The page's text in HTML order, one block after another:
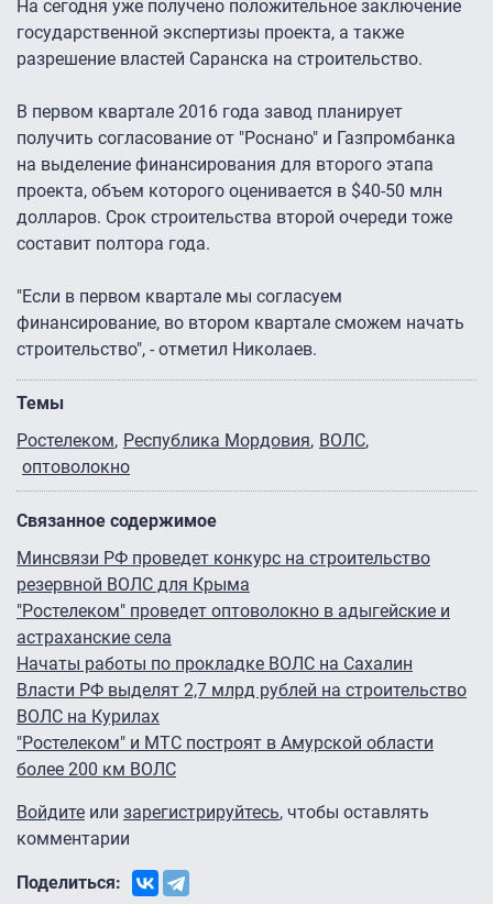
На сегодня уже получено положительное заключение
государственной экспертизы проекта, а также
разрешение властей Саранска на строительство.
В первом квартале 2016 года завод планирует
получить согласование от "Роснано" и Газпромбанка
на выделение финансирования для второго этапа
проекта, объем которого оценивается в $40-50 млн
долларов. Срок строительства второй очереди тоже
составит полтора года.
"Если в первом квартале мы согласуем
финансирование, во втором квартале сможем начать
строительство", - отметил Николаев.
Темы
Ростелеком Республика Мордовия ВОЛС
оптоволокно
Связанное содержимое
Минсвязи РФ проведет конкурс на строительство
резервной ВОЛС для Крыма
"Ростелеком" проведет оптоволокно в адыгейские и
астраханские села
Начаты работы по прокладке ВОЛС на Сахалин
Власти РФ выделят 2,7 млрд рублей на строительство
ВОЛС на Курилах
"Ростелеком" и МТС построят в Амурской области
более 200 км ВОЛС
Войдите или зарегистрируйтесь, чтобы оставлять
комментарии
Поделиться: